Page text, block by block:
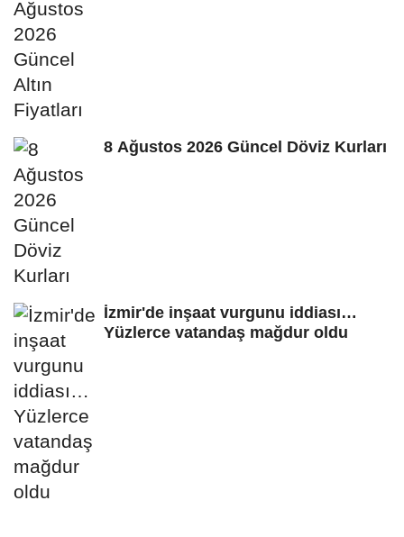
8 Ağustos 2026 Güncel Döviz Kurları
İzmir'de inşaat vurgunu iddiası…
Yüzlerce vatandaş mağdur oldu